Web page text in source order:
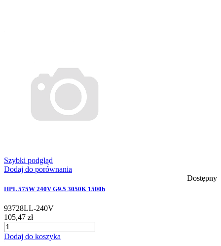
Szybki podgląd
Dodaj do porównania
Dostępny
HPL 575W 240V G9.5 3050K 1500h
93728LL-240V
105,47 zł
Dodaj do koszyka